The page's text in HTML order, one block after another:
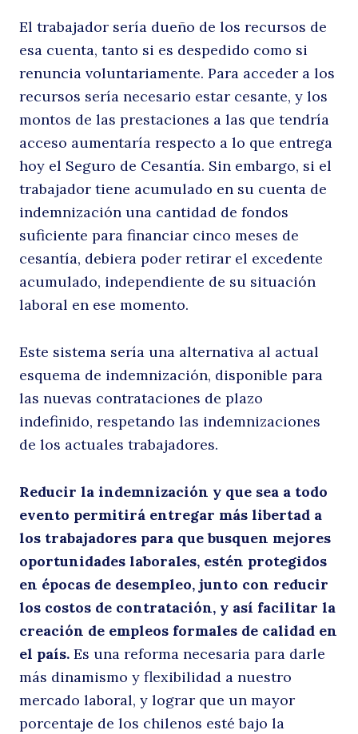
El trabajador sería dueño de los recursos de
esa cuenta, tanto si es despedido como si
renuncia voluntariamente. Para acceder a los
recursos sería necesario estar cesante, y los
montos de las prestaciones a las que tendría
acceso aumentaría respecto a lo que entrega
hoy el Seguro de Cesantía. Sin embargo, si el
trabajador tiene acumulado en su cuenta de
indemnización una cantidad de fondos
suficiente para financiar cinco meses de
cesantía, debiera poder retirar el excedente
acumulado, independiente de su situación
laboral en ese momento.
Este sistema sería una alternativa al actual
esquema de indemnización, disponible para
las nuevas contrataciones de plazo
indefinido, respetando las indemnizaciones
de los actuales trabajadores.
Reducir la indemnización y que sea a todo
evento permitirá entregar más libertad a
los trabajadores para que busquen mejores
oportunidades laborales, estén protegidos
en épocas de desempleo, junto con reducir
los costos de contratación, y así facilitar la
creación de empleos formales de calidad en
el país. Es una reforma necesaria para darle
más dinamismo y flexibilidad a nuestro
mercado laboral, y lograr que un mayor
porcentaje de los chilenos esté bajo la